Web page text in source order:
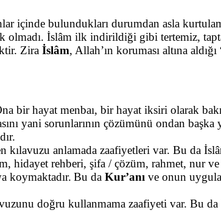
içinde bulundukları durumdan asla
İslâm ilk indirildiği gibi tertemiz,
Zira İslâm, Allah’ın koruması altına aldığı
bir hayat menbaı, bir hayat iksiri olarak
yani sorunlarının çözümünü ondan
kılavuzu anlamada zaafiyetleri var. Bu da
hidayet rehberi, şifa / çözüm, rahmet, nur
koymaktadır. Bu da Kur’anı ve onun
doğru kullanmama zaafiyeti var. Bu da